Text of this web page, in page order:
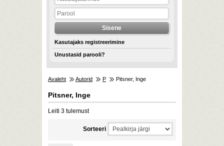
Kasutajaks registreerimine
Unustasid parooli?
Avaleht Autorid P Pitsner, Inge
Pitsner, Inge
Leiti 3 tulemust
Sorteeri